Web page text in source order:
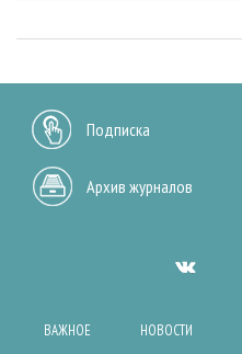
Подписка
Архив журналов
ВАЖНОЕ НОВОСТИ